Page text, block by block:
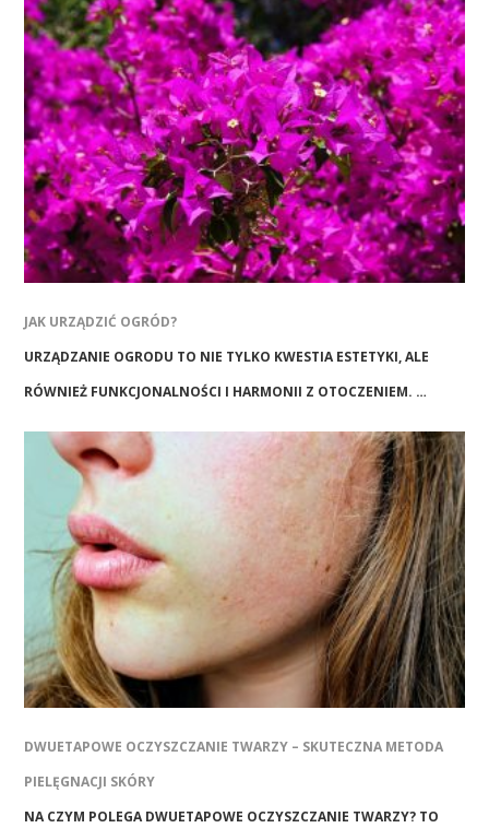
JAK URZĄDZIĆ OGRÓD?
URZĄDZANIE OGRODU TO NIE TYLKO KWESTIA ESTETYKI, ALE
RÓWNIEŻ FUNKCJONALNOŚCI I HARMONII Z OTOCZENIEM. …
DWUETAPOWE OCZYSZCZANIE TWARZY – SKUTECZNA METODA
PIELĘGNACJI SKÓRY
NA CZYM POLEGA DWUETAPOWE OCZYSZCZANIE TWARZY? TO